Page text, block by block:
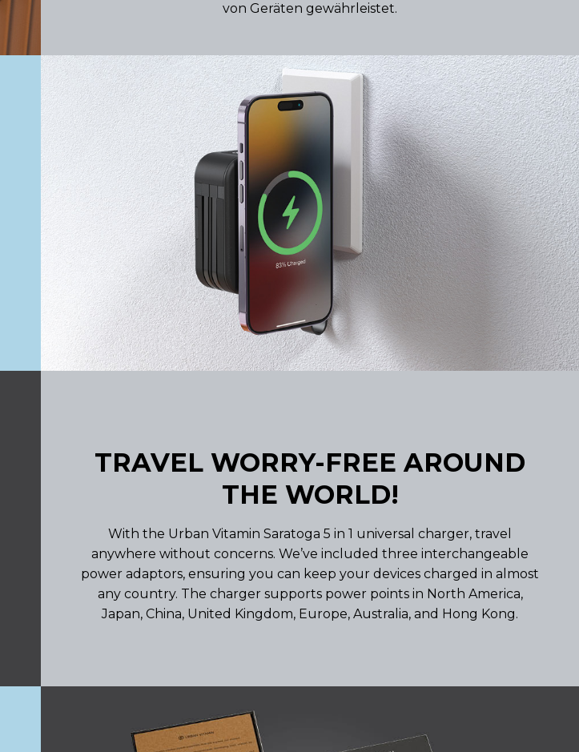
von Geräten gewährleistet.
TRAVEL WORRY-FREE AROUND
THE WORLD!
With the Urban Vitamin Saratoga 5 in 1 universal charger, travel
anywhere without concerns. We’ve included three interchangeable
power adaptors, ensuring you can keep your devices charged in almost
any country. The charger supports power points in North America,
Japan, China, United Kingdom, Europe, Australia, and Hong Kong.